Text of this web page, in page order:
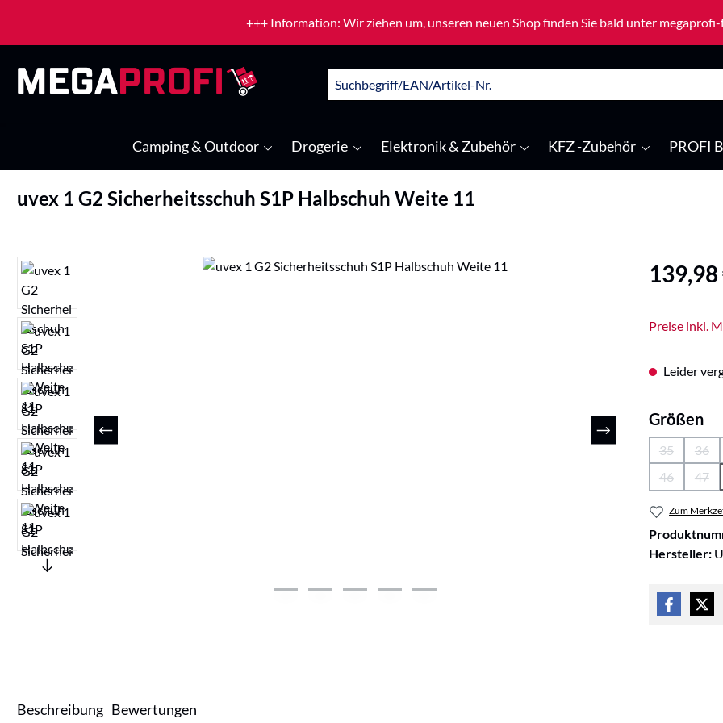
+++ Information: Wir ziehen um, unseren neuen Shop finden Sie bald unter
Camping & Outdoor Drogerie Elektronik & Zubehör KFZ -Zubehör PROFI
uvex 1 G2 Sicherheitsschuh S1P Halbschuh Weite 11
Bildergalerie überspringen Regulärer
139,98
Preise inkl.
Leider
Größen
35
(Diese
36
46
(Diese
47
Zum
Hersteller:
Beschreibung Bewertungen